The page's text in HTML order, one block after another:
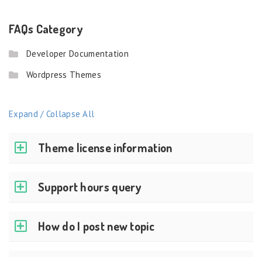
FAQs Category
Developer Documentation
Wordpress Themes
Expand / Collapse All
Theme license information
Support hours query
How do I post new topic